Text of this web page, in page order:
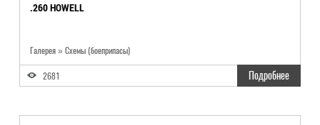
.260 HOWELL
Галерея » Схемы (боеприпасы)
2681 Подробнее